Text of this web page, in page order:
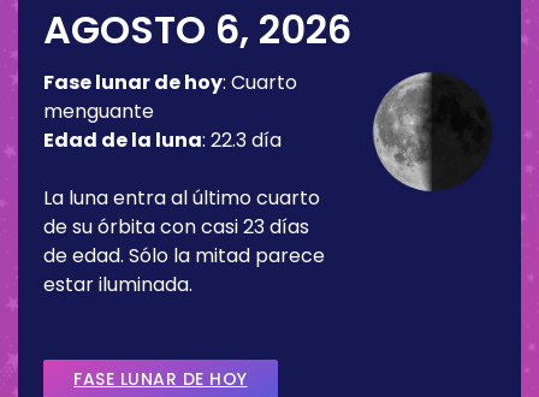
AGOSTO 6, 2026
Fase lunar de hoy: Cuarto
menguante
Edad de la luna: 22.3 día
La luna entra al último cuarto
de su órbita con casi 23 días
de edad. Sólo la mitad parece
estar iluminada.
FASE LUNAR DE HOY